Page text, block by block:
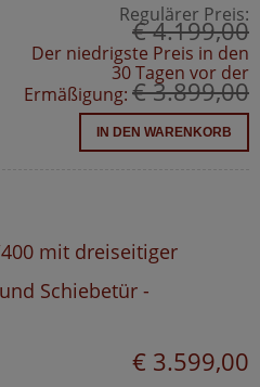
Regulärer Preis:
€ 4.199,00
Der niedrigste Preis in den
30 Tagen vor der
Ermäßigung: € 3.899,00
IN DEN WARENKORB
mit dreiseitiger
Schiebetür -
€ 3.599,00